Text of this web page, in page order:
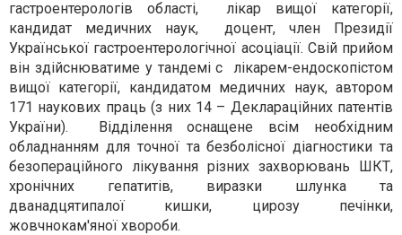
гастроентерологів області, лікар вищої категорії,
кандидат медичних наук, доцент, член Президії
Української гастроентерологічної асоціації. Свій прийом
він здійснюватиме у тандемі с лікарем-ендоскопістом
вищої категорії, кандидатом медичних наук, автором
171 наукових праць (з них 14 – Деклараційних патентів
України). Відділення оснащене всім необхідним
обладнанням для точної та безболісної діагностики та
безопераційного лікування різних захворювань ШКТ,
хронічних гепатитів, виразки шлунка та
дванадцятипалої кишки, цирозу печінки,
жовчнокам'яної хвороби.